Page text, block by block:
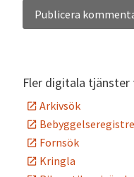
Fler digitala
Arkivsök
Fornsök
Kringla